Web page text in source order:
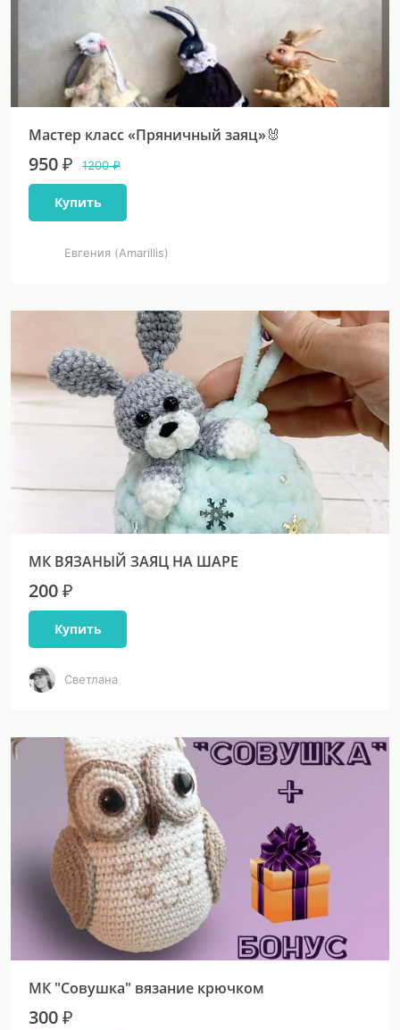
Мастер класс «Пряничный заяц»🐰
950 ₽ 1200 ₽
Купить
Евгения (Amarillis)
МК ВЯЗАНЫЙ ЗАЯЦ НА ШАРЕ
200 ₽
Купить
Светлана
МК "Совушка" вязание крючком
300 ₽